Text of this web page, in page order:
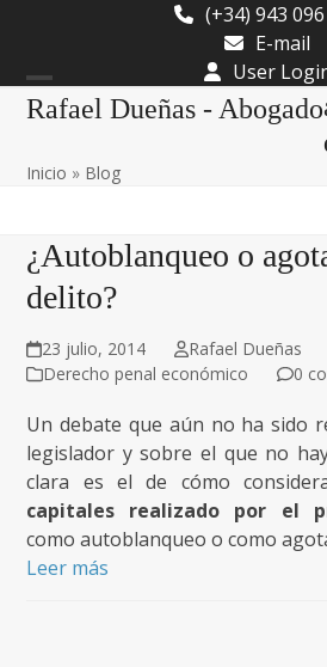
content
(+34) 943
E-mail
User
Rafael Dueñas - Abogado
Open
menu
Close
menu
Inicio » Blog
¿Autoblanqueo o
delito?
23 julio, 2014
Rafael Dueñas
Derecho penal económico
0
Un debate que aún no ha sido
legislador y sobre el que no
clara es el de cómo
capitales realizado por el
como autoblanqueo o como
Leer más